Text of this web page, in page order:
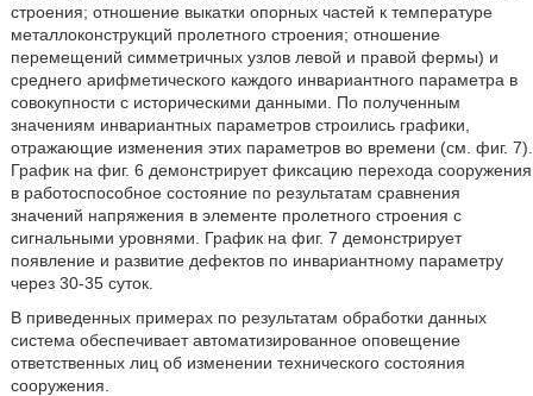
строения; отношение выкатки опорных частей к температуре
металлоконструкций пролетного строения; отношение
перемещений симметричных узлов левой и правой фермы) и
среднего арифметического каждого инвариантного параметра в
совокупности с историческими данными. По полученным
значениям инвариантных параметров строились графики,
отражающие изменения этих параметров во времени (см. фиг. 7).
График на фиг. 6 демонстрирует фиксацию перехода сооружения
в работоспособное состояние по результатам сравнения
значений напряжения в элементе пролетного строения с
сигнальными уровнями. График на фиг. 7 демонстрирует
появление и развитие дефектов по инвариантному параметру
через 30-35 суток.
В приведенных примерах по результатам обработки данных
система обеспечивает автоматизированное оповещение
ответственных лиц об изменении технического состояния
сооружения.